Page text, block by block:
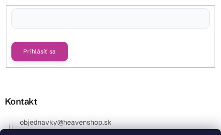
Prihlásiť sa
Kontakt
objednavky@heavenshop.sk